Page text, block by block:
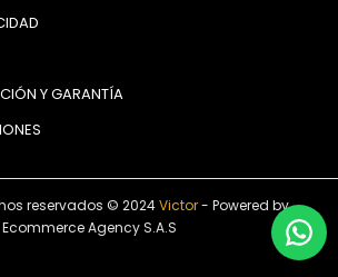
Y GARANTÍA
reservados © 2024Victor- Powered by
Ecommerce Agency S.A.S